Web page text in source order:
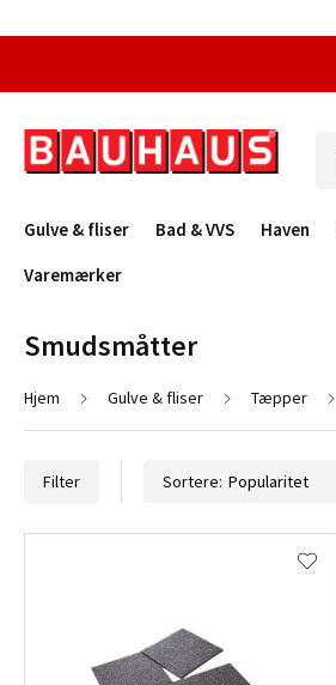
Gulve & fliser Bad & VVS Haven
Varemærker
Filter Sortere:
Smudsmåtter
Hjem Gulve & fliser Tæpper